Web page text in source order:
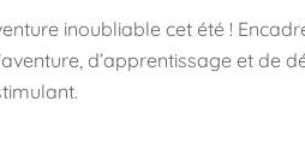
inoubliable cet été !
d’apprentissage et de